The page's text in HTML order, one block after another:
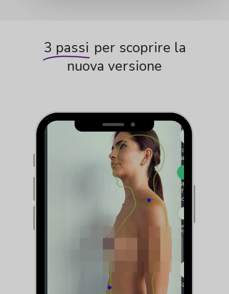
3 passi per scoprire la
nuova versione